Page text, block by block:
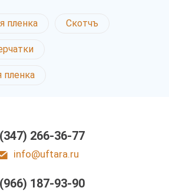
пленка Скотчъ
пленка
266-36-77
info@uftara.ru
187-93-90